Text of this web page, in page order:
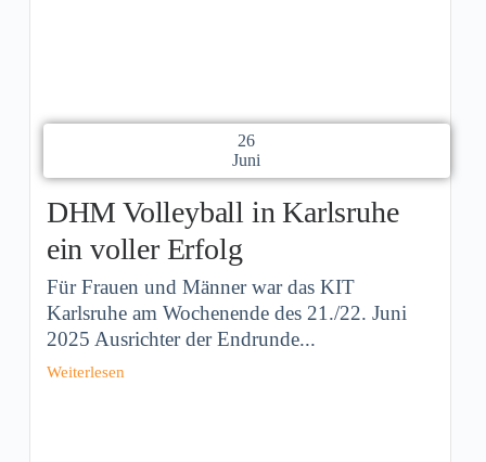
26
Juni
DHM Volleyball in Karlsruhe
ein voller Erfolg
Für Frauen und Männer war das KIT
Karlsruhe am Wochenende des 21./22. Juni
2025 Ausrichter der Endrunde...
Weiterlesen